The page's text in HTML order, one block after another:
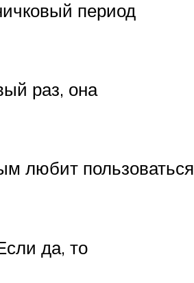
период
раз, она
любит пользоваться
да, то